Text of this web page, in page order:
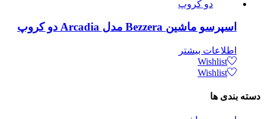
اسپرسو ماشین Bezzera مدل Arcadia دو کروپ
اطلاعات بیشتر
Wishlist
Wishlist
دسته بندی ها